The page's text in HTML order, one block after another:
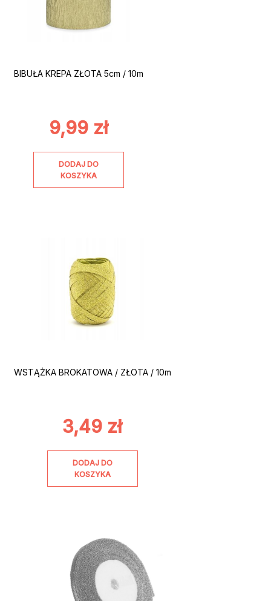
BIBUŁA KREPA ZŁOTA 5cm / 10m
9,99 zł
DODAJ DO
KOSZYKA
WSTĄŻKA BROKATOWA / ZŁOTA / 10m
3,49 zł
DODAJ DO
KOSZYKA